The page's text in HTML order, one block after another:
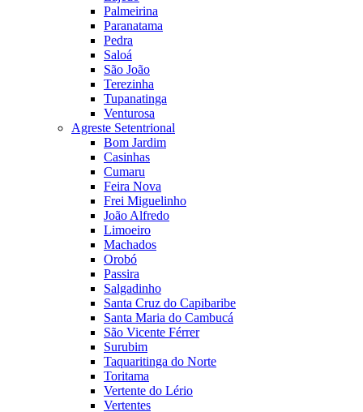
Palmeirina
Paranatama
Pedra
Saloá
São João
Terezinha
Tupanatinga
Venturosa
Agreste Setentrional
Bom Jardim
Casinhas
Cumaru
Feira Nova
Frei Miguelinho
João Alfredo
Limoeiro
Machados
Orobó
Passira
Salgadinho
Santa Cruz do Capibaribe
Santa Maria do Cambucá
São Vicente Férrer
Surubim
Taquaritinga do Norte
Toritama
Vertente do Lério
Vertentes